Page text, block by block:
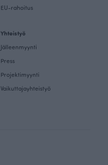
EU-rahoitus
Yhteistyö
Jälleenmyynti
Press
Projektimyynti
Vaikuttajayhteistyö